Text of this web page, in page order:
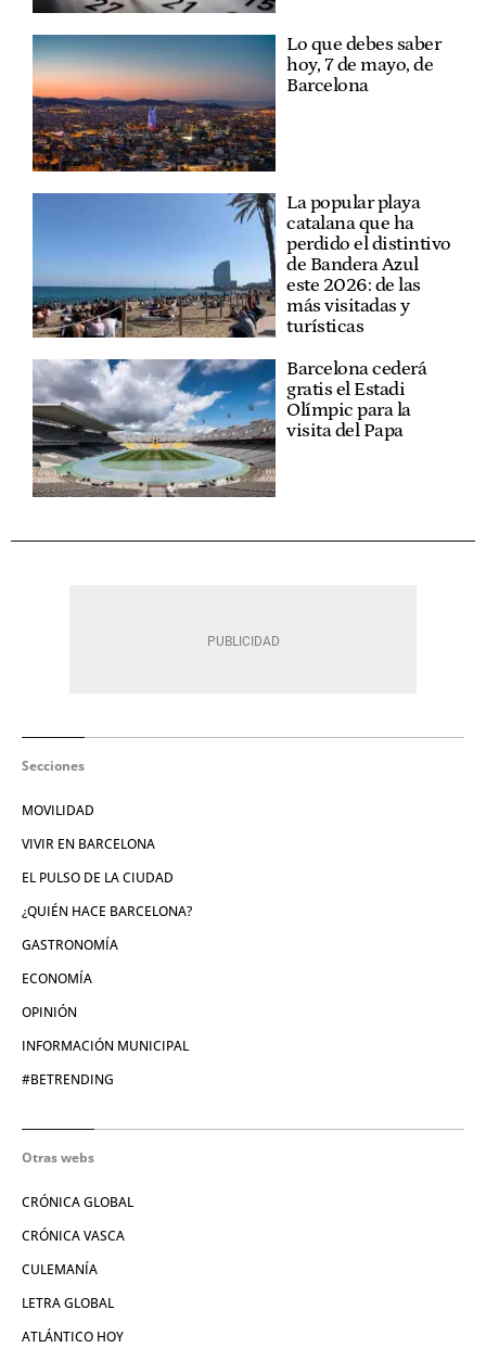
Lo que debes saber
hoy, 7 de mayo, de
Barcelona
La popular playa
catalana que ha
perdido el distintivo
de Bandera Azul
este 2026: de las
más visitadas y
turísticas
Barcelona cederá
gratis el Estadi
Olímpic para la
visita del Papa
Secciones
MOVILIDAD
VIVIR EN BARCELONA
EL PULSO DE LA CIUDAD
¿QUIÉN HACE BARCELONA?
GASTRONOMÍA
ECONOMÍA
OPINIÓN
INFORMACIÓN MUNICIPAL
#BETRENDING
Otras webs
CRÓNICA GLOBAL
CRÓNICA VASCA
CULEMANÍA
LETRA GLOBAL
ATLÁNTICO HOY